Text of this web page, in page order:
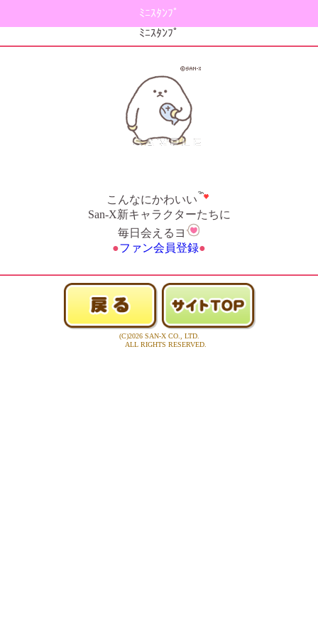
ﾐﾆｽﾀﾝﾌﾟ
ﾐﾆｽﾀﾝﾌﾟ
こんなにかわいい
San-X新キャラクターたちに
毎日会えるヨ
●ファン会員登録●
(C)2026 SAN-X CO., LTD.
ALL RIGHTS RESERVED.